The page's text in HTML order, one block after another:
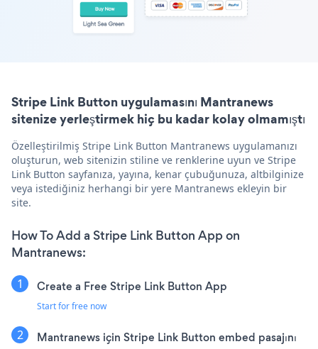
Stripe Link Button uygulamasını Mantranews
sitenize yerleştirmek hiç bu kadar kolay olmamıştı
Özelleştirilmiş Stripe Link Button Mantranews uygulamanızı
oluşturun, web sitenizin stiline ve renklerine uyun ve Stripe
Link Button sayfanıza, yayına, kenar çubuğunuza, altbilginize
veya istediğiniz herhangi bir yere Mantranews ekleyin bir
site.
How To Add a Stripe Link Button App on
Mantranews:
Create a Free Stripe Link Button App
Start for free now
Mantranews için Stripe Link Button embed pasajını